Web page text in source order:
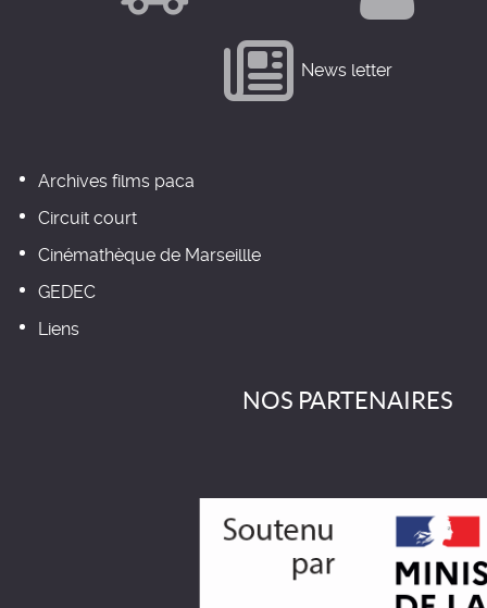
News letter
Archives films paca
Circuit court
Cinémathèque de Marseillle
GEDEC
Liens
NOS PARTENAIRES